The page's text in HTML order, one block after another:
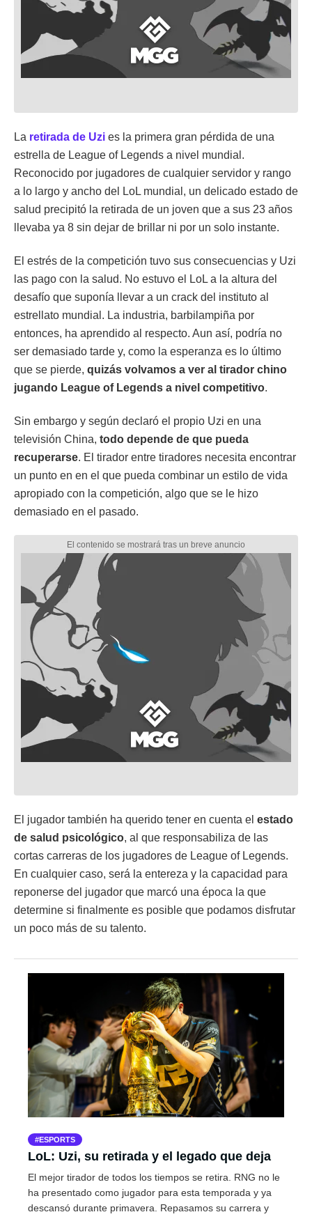
La retirada de Uzi es la primera gran pérdida de una
estrella de League of Legends a nivel mundial.
Reconocido por jugadores de cualquier servidor y rango
a lo largo y ancho del LoL mundial, un delicado estado de
salud precipitó la retirada de un joven que a sus 23 años
llevaba ya 8 sin dejar de brillar ni por un solo instante.
El estrés de la competición tuvo sus consecuencias y Uzi
las pago con la salud. No estuvo el LoL a la altura del
desafío que suponía llevar a un crack del instituto al
estrellato mundial. La industria, barbilampiña por
entonces, ha aprendido al respecto. Aun así, podría no
ser demasiado tarde y, como la esperanza es lo último
que se pierde, quizás volvamos a ver al tirador chino
jugando League of Legends a nivel competitivo.
Sin embargo y según declaró el propio Uzi en una
televisión China, todo depende de que pueda
recuperarse. El tirador entre tiradores necesita encontrar
un punto en en el que pueda combinar un estilo de vida
apropiado con la competición, algo que se le hizo
demasiado en el pasado.
El jugador también ha querido tener en cuenta el estado
de salud psicológico, al que responsabiliza de las
cortas carreras de los jugadores de League of Legends.
En cualquier caso, será la entereza y la capacidad para
reponerse del jugador que marcó una época la que
determine si finalmente es posible que podamos disfrutar
un poco más de su talento.
ESPORTS
LoL: Uzi, su retirada y el legado que deja
El mejor tirador de todos los tiempos se retira. RNG no le
ha presentado como jugador para esta temporada y ya
descansó durante primavera. Repasamos su carrera y